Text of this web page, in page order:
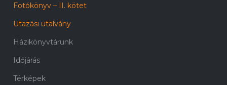
Fotókönyv – II. kötet
Utazási utalvány
Házikönyvtárunk
Időjárás
Térképek